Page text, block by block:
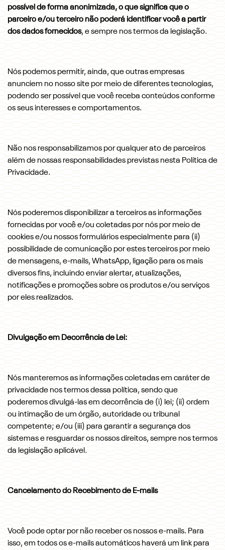
possível de forma anonimizada, o que significa que o
parceiro e/ou terceiro não poderá identificar você a partir
dos dados fornecidos, e sempre nos termos da legislação.
Nós podemos permitir, ainda, que outras empresas
anunciem no nosso site por meio de diferentes tecnologias,
podendo ser possível que você receba conteúdos conforme
os seus interesses e comportamentos.
Não nos responsabilizamos por qualquer ato de parceiros
além de nossas responsabilidades previstas nesta Política de
Privacidade.
Nós poderemos disponibilizar a terceiros as informações
fornecidas por você e/ou coletadas por nós por meio de
cookies e/ou nossos formulários especialmente para (ii)
possibilidade de comunicação por estes terceiros por meio
de mensagens, e-mails, WhatsApp, ligação para os mais
diversos fins, incluindo enviar alertar, atualizações,
notificações e promoções sobre os produtos e/ou serviços
por eles realizados.
Divulgação em Decorrência de Lei:
Nós manteremos as informações coletadas em caráter de
privacidade nos termos dessa política, sendo que
poderemos divulgá-las em decorrência de (i) lei; (ii) ordem
ou intimação de um órgão, autoridade ou tribunal
competente; e/ou (iii) para garantir a segurança dos
sistemas e resguardar os nossos direitos, sempre nos termos
da legislação aplicável.
Cancelamento do Recebimento de E-mails
Você pode optar por não receber os nossos e-mails. Para
isso, em todos os e-mails automáticos haverá um link para